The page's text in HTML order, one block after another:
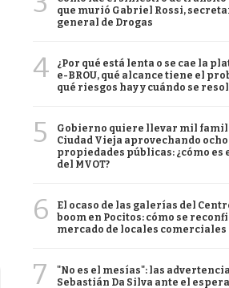
que murió Gabriel Rossi,
general de Drogas
4
¿Por qué está lenta o se cae la
e-BROU, qué alcance tiene el
qué riesgos hay y cuándo se
5
Gobierno quiere llevar mil
Ciudad Vieja aprovechando ocho
propiedades públicas: ¿cómo es
del MVOT?
6
El ocaso de las galerías del
boom en Pocitos: cómo se
mercado de locales comerciales
7
"No es el mesías": las
Sebastián Da Silva ante el